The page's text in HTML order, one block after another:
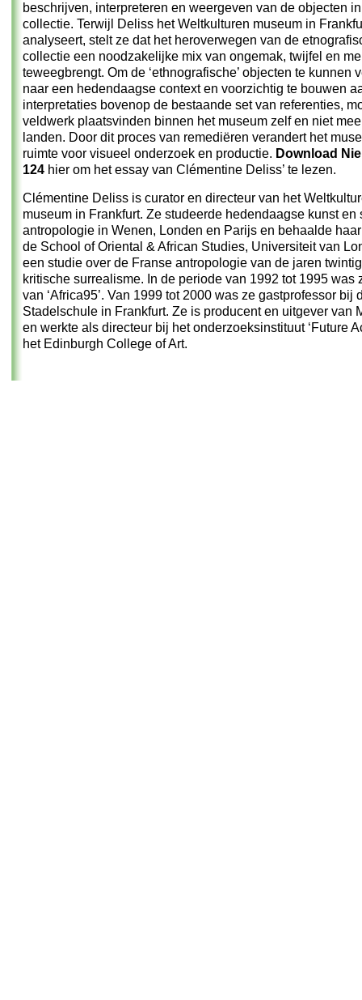
beschrijven, interpreteren en weergeven van de objecten
collectie. Terwijl Deliss het Weltkulturen museum in
analyseert, stelt ze dat het heroverwegen van de
collectie een noodzakelijke mix van ongemak, twijfel en
teweegbrengt. Om de ‘ethnografische’ objecten te kunnen
naar een hedendaagse context en voorzichtig te bouwen
interpretaties bovenop de bestaande set van referenties,
veldwerk plaatsvinden binnen het museum zelf en niet
landen. Door dit proces van remediëren verandert het
ruimte voor visueel onderzoek en productie. Download
124 hier om het essay van Clémentine Deliss’ te lezen.
Clémentine Deliss is curator en directeur van het
museum in Frankfurt. Ze studeerde hedendaagse kunst en
antropologie in Wenen, Londen en Parijs en behaalde
de School of Oriental & African Studies, Universiteit van
een studie over de Franse antropologie van de jaren
kritische surrealisme. In de periode van 1992 tot 1995 was
van ‘Africa95’. Van 1999 tot 2000 was ze gastprofessor bij
Stadelschule in Frankfurt. Ze is producent en uitgever van
en werkte als directeur bij het onderzoeksinstituut ‘Future
het Edinburgh College of Art.